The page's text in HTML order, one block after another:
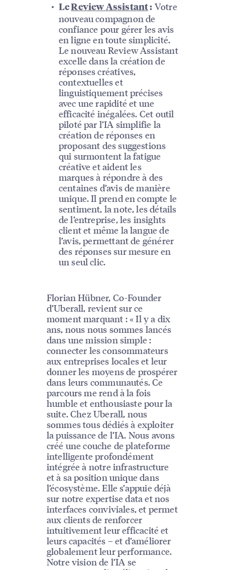
LeReview Assistant: Votre
nouveau compagnon de
confiance pour gérer les avis
en ligne en toute simplicité.
Le nouveau Review Assistant
excelle dans la création de
réponses créatives,
contextuelles et
linguistiquement précises
avec une rapidité et une
efficacité inégalées. Cet outil
piloté par l’IA simplifie la
création de réponses en
proposant des suggestions
qui surmontent la fatigue
créative et aident les
marques à répondre à des
centaines d’avis de manière
unique. Il prend en compte le
sentiment, la note, les détails
de l’entreprise, les insights
client et même la langue de
l’avis, permettant de générer
des réponses sur mesure en
un seul clic.
Florian Hübner, Co-Founder
d’Uberall, revient sur ce
moment marquant : « Il y a dix
ans, nous nous sommes lancés
dans une mission simple :
connecter les consommateurs
aux entreprises locales et leur
donner les moyens de prospérer
dans leurs communautés. Ce
parcours me rend à la fois
humble et enthousiaste pour la
suite. Chez Uberall, nous
sommes tous dédiés à exploiter
la puissance de l’IA. Nous avons
créé une couche de plateforme
intelligente profondément
intégrée à notre infrastructure
et à sa position unique dans
l’écosystème. Elle s’appuie déjà
sur notre expertise data et nos
interfaces conviviales, et permet
aux clients de renforcer
intuitivement leur efficacité et
leurs capacités – et d’améliorer
globalement leur performance.
Notre vision de l’IA se